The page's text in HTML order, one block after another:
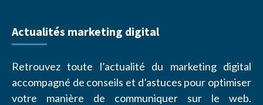
Actualités marketing digital
Retrouvez toute l’actualité du marketing digital
accompagné de conseils et d’astuces pour optimiser
votre manière de communiquer sur le web.